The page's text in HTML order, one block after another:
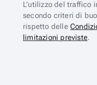
L’utilizzo del traffico
secondo criteri di
rispetto delle
limitazioni previste.